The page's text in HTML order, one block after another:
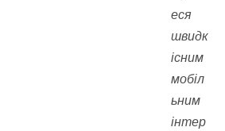
еся
швидк
існим
мобіл
ьним
інтер